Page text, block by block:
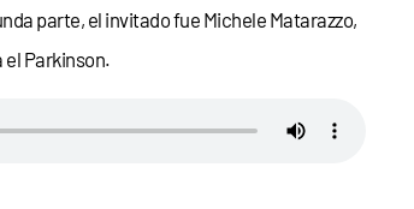
parte, el invitado fue Michele Matarazzo,
el Parkinson.